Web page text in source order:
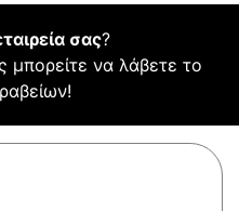
σας?
μπορείτε να λάβετε το